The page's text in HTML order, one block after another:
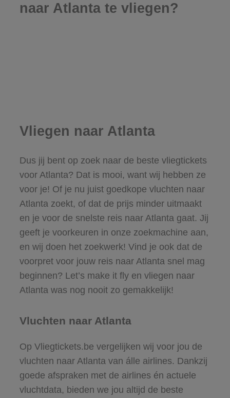
naar Atlanta te vliegen?
Vliegen naar Atlanta
Dus jij bent op zoek naar de beste vliegtickets
voor Atlanta? Dat is mooi, want wij hebben ze
voor je! Of je nu juist goedkope vluchten naar
Atlanta zoekt, of dat de prijs minder uitmaakt
en je voor de snelste reis naar Atlanta gaat. Jij
geeft je voorkeuren in onze zoekmachine aan,
en wij doen het zoekwerk! Vind je ook dat de
voorpret voor jouw reis naar Atlanta snel mag
beginnen? Let’s make it fly en vliegen naar
Atlanta was nog nooit zo gemakkelijk!
Vluchten naar Atlanta
Op Vliegtickets.be vergelijken wij voor jou de
vluchten naar Atlanta van álle airlines. Dankzij
goede afspraken met de airlines én actuele
vluchtdata, bieden we jou altijd de beste